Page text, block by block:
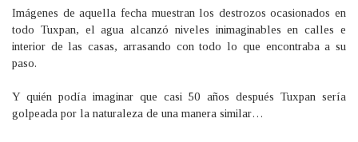
Imágenes de aquella fecha muestran los destrozos ocasionados en
todo Tuxpan, el agua alcanzó niveles inimaginables en calles e
interior de las casas, arrasando con todo lo que encontraba a su
paso.
Y quién podía imaginar que casi 50 años después Tuxpan sería
golpeada por la naturaleza de una manera similar…